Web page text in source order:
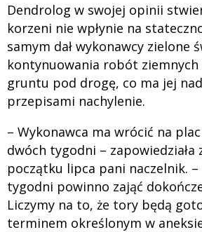
Dendrolog w swojej opinii
korzeni nie wpłynie na
samym dał wykonawcy zielone
kontynuowania robót
gruntu pod drogę, co ma jej
przepisami nachylenie.
– Wykonawca ma wrócić na
dwóch tygodni – zapowiedziała
początku lipca pani naczelnik.
tygodni powinno zająć
Liczymy na to, że tory będą
terminem określonym w